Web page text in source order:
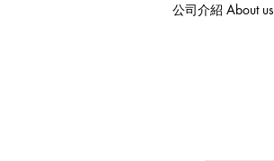
公司介紹 About us